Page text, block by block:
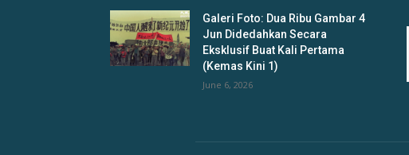
Galeri Foto: Dua Ribu Gambar 4
Jun Didedahkan Secara
Eksklusif Buat Kali Pertama
(Kemas Kini 1)
June 6, 2026